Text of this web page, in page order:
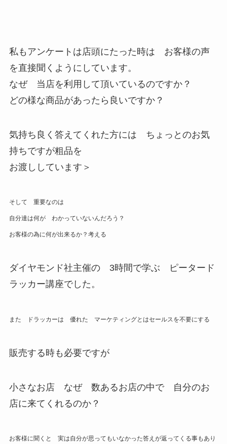
私もアンケートは店頭にたった時は お客様の声
を直接聞くようにしています。
なぜ 当店を利用して頂いているのですか？
どの様な商品があったら良いですか？
気持ち良く答えてくれた方には ちょっとのお気
持ちですが粗品を
お渡ししています＞
そして 重要なのは
自分達は何が わかっていないんだろう？
お客様の為に何が出来るか？考える
ダイヤモンド社主催の 3時間で学ぶ ピータード
ラッカー講座でした。
また ドラッカーは 優れた マーケティングとはセールスを不要にする
販売する時も必要ですが
小さなお店 なぜ 数あるお店の中で 自分のお
店に来てくれるのか？
お客様に聞くと 実は自分が思ってもいなかった答えが返ってくる事もあり